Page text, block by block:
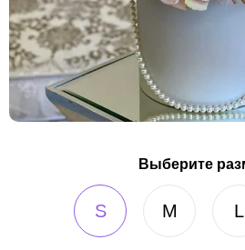
Выберите
S M L